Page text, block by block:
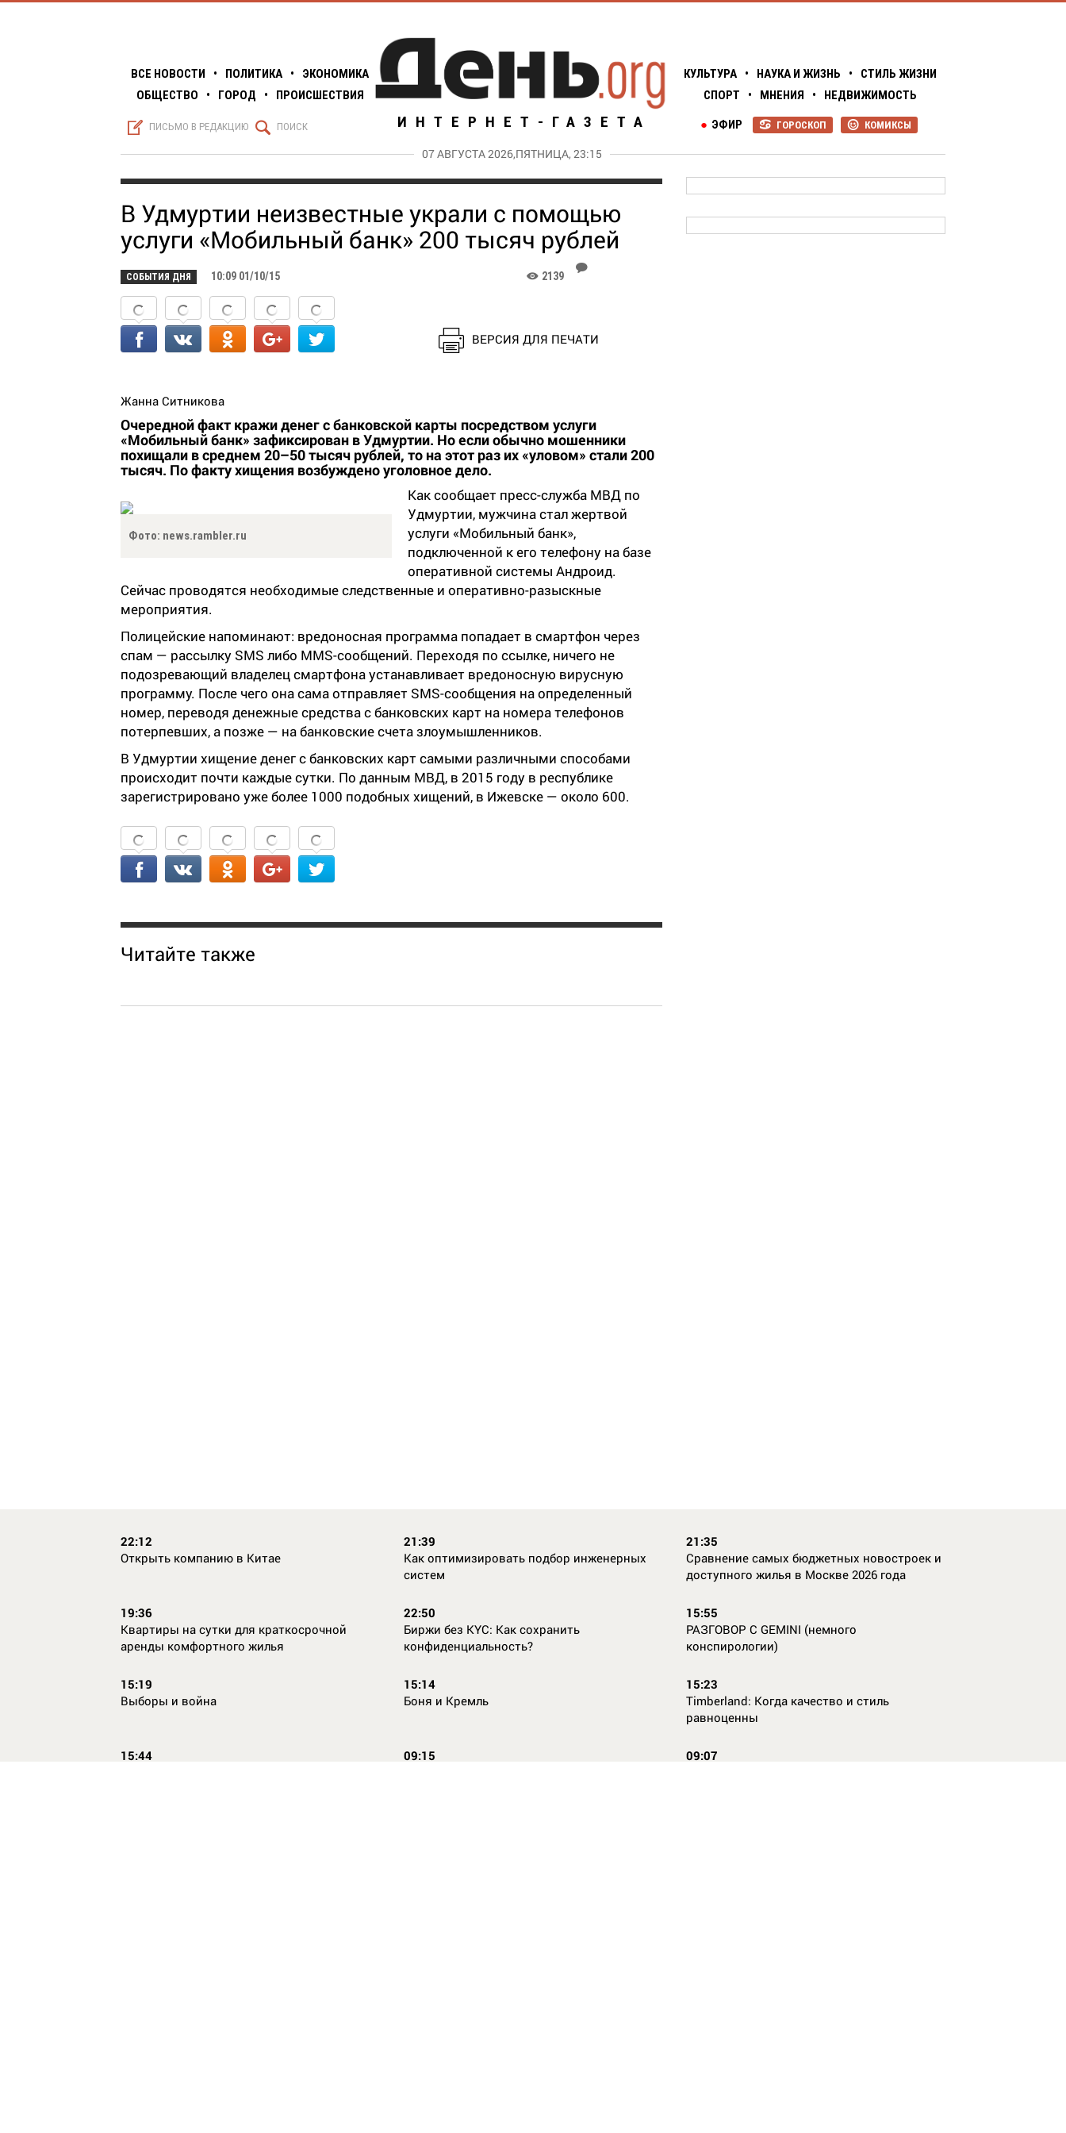
ВСЕ НОВОСТИ • ПОЛИТИКА •
ЭКОНОМИКА
ОБЩЕСТВО
• ГОРОД • ПРОИСШЕСТВИЯ
S ПИСЬМО В РЕДАКЦИЮ Q ПОИСК ИНТЕРНЕТ-ГАЗЕТА
КУЛЬТУРА • НАУКА И ЖИЗНЬ •
СТИЛЬ ЖИЗНИ
СПОРТ
• МНЕНИЯ • НЕДВИЖИМОСТЬ
P КОМИКСЫ
R ГОРОСКОП
● ЭФИР
07 АВГУСТА 2026,ПЯТНИЦА, 23:15
В Удмуртии неизвестные украли с помощью
услуги «Мобильный банк» 200 тысяч рублей
СОБЫТИЯ ДНЯ 10:09 01/10/15 K 2139
J
ВЕРСИЯ ДЛЯ ПЕЧАТИ
Жанна Ситникова
Очередной факт кражи денег с банковской карты посредством услуги
«Мобильный банк» зафиксирован в Удмуртии. Но если обычно мошенники
похищали в среднем 20–50 тысяч рублей, то на этот раз их «уловом» стали 200
тысяч. По факту хищения возбуждено уголовное дело.
Фото: news.rambler.ru
Как сообщает пресс-служба МВД по
Удмуртии, мужчина стал жертвой
услуги «Мобильный банк»,
подключенной к его телефону на базе
оперативной системы Андроид.
Сейчас проводятся необходимые следственные и оперативно-разыскные
мероприятия.
Полицейские напоминают: вредоносная программа попадает в смартфон через
спам — рассылку SMS либо ММS-сообщений. Переходя по ссылке, ничего не
подозревающий владелец смартфона устанавливает вредоносную вирусную
программу. После чего она сама отправляет SMS-сообщения на определенный
номер, переводя денежные средства с банковских карт на номера телефонов
потерпевших, а позже — на банковские счета злоумышленников.
В Удмуртии хищение денег с банковских карт самыми различными способами
происходит почти каждые сутки. По данным МВД, в 2015 году в республике
зарегистрировано уже более 1000 подобных хищений, в Ижевске — около 600.
Читайте также
22:12
Открыть компанию в Китае
21:39
Как оптимизировать подбор инженерных
систем
21:35
Сравнение самых бюджетных новостроек и
доступного жилья в Москве 2026 года
19:36
Квартиры на сутки для краткосрочной
аренды комфортного жилья
22:50
Биржи без KYC: Как сохранить
конфиденциальность?
15:55
РАЗГОВОР С GEMINI (немного
конспирологии)
15:19
Выборы и война
15:14
Боня и Кремль
15:23
Timberland: Когда качество и стиль
равноценны
15:44
09:15
09:07